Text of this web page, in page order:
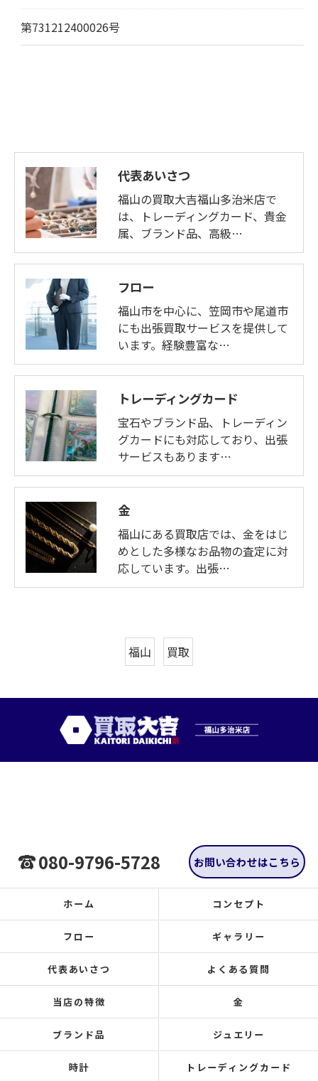
第731212400026号
代表あいさつ
福山の買取大吉福山多治米店で
は、トレーディングカード、貴金
属、ブランド品、高級…
フロー
福山市を中心に、笠岡市や尾道市
にも出張買取サービスを提供して
います。経験豊富な…
トレーディングカード
宝石やブランド品、トレーディン
グカードにも対応しており、出張
サービスもあります…
金
福山にある買取店では、金をはじ
めとした多様なお品物の査定に対
応しています。出張…
福山 買取
080-9796-5728 お問い合わせはこちら
ホーム コンセプト
フロー ギャラリー
代表あいさつ よくある質問
当店の特徴 金
ブランド品 ジュエリー
時計 トレーディングカード